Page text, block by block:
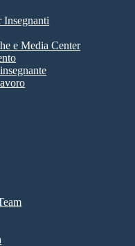
Insegnanti
e Media Center